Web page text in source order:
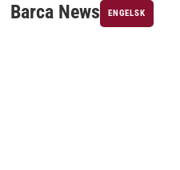
Barca News ENGELSK